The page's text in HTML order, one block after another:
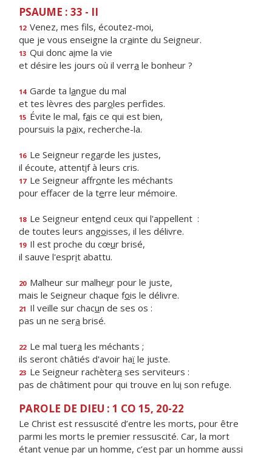
PSAUME : 33 - II
12 Venez, mes fls, écoutez-moi,
que je vous enseigne la crainte du Seigneur.
13 Qui donc aime la vie
et désire les jours où il verra le bonheur ?
14 Garde ta langue du mal
et tes lèvres des paroles perfides.
15 Évite le mal, fais ce qui est bien,
poursuis la paix, recherche-la.
16 Le Seigneur regarde les justes,
il écoute, attentif à leurs cris.
17 Le Seigneur affronte les méchants
pour effacer de la terre leur mémoire.
18 Le Seigneur entend ceux qui l'appellent :
de toutes leurs angoisses, il les délivre.
19 Il est proche du cœur brisé,
il sauve l'esprit abattu.
20 Malheur sur malheur pour le juste,
mais le Seigneur chaque fois le délivre.
21 Il veille sur chacun de ses os :
pas un ne sera brisé.
22 Le mal tuera les méchants ;
ils seront châtiés d'avoir haï le juste.
23 Le Seigneur rachètera ses serviteurs :
pas de châtiment pour qui trouve en lui son refuge.
PAROLE DE DIEU : 1 CO 15, 20-22
Le Christ est ressuscité d’entre les morts, pour être
parmi les morts le premier ressuscité. Car, la mort
étant venue par un homme, c’est par un homme aussi